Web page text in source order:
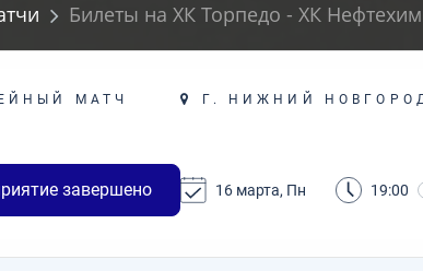
Билеты на ХК Торпедо - ХК
МАТЧ Г. НИЖНИЙ
завершено 16 марта, Пн 19:00